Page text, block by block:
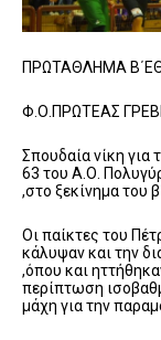
ΠΡΩΤΑΘΛΗΜΑ
Φ.Ο.ΠΡΩΤΕΑΣ
Σπουδαία νίκη για
63 του Α.Ο.
,στο ξεκίνημα του
Οι παίκτες του
κάλυψαν και την
,όπου και
περίπτωση
μάχη για την